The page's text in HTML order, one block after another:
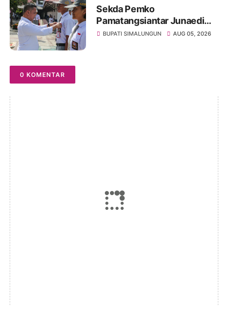
Sekda Pemko
Pamatangsiantar Junaedi
Pembina Upacara
BUPATI SIMALUNGUN AUG 05, 2026
0 KOMENTAR